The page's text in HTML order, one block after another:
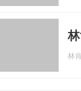
林